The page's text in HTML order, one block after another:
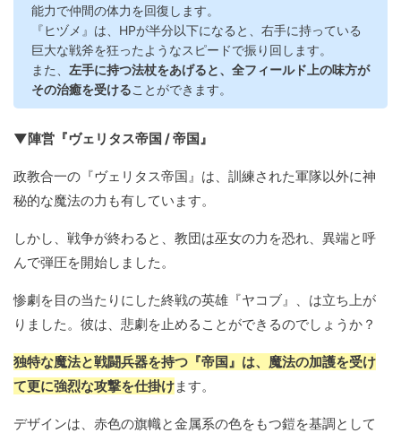
能力で仲間の体力を回復します。
『ヒヅメ』は、HPが半分以下になると、右手に持っている
巨大な戦斧を狂ったようなスピードで振り回します。
また、 左手に持つ法杖をあげると、全フィールド上の味方が
その治癒を受けることができます。
▼陣営『ヴェリタス帝国 / 帝国』
政教合一の『ヴェリタス帝国』は、訓練された軍隊以外に神
秘的な魔法の力も有しています。
しかし、戦争が終わると、教団は巫女の力を恐れ、異端と呼
んで弾圧を開始しました。
惨劇を目の当たりにした終戦の英雄『ヤコブ』、は立ち上が
りました。彼は、悲劇を止めることができるのでしょうか？
独特な魔法と戦闘兵器を持つ『帝国』は、魔法の加護を受け
て更に強烈な攻撃を仕掛けます。
デザインは、赤色の旗幟と金属系の色をもつ鎧を基調として